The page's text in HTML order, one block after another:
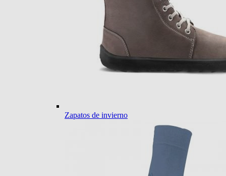
Zapatos de invierno